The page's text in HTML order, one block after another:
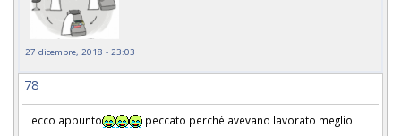
27 dicembre, 2018 - 23:03
78
ecco appunto
peccato perché avevano lavorato meglio